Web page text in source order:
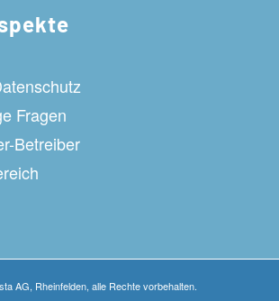
Fragen
Betreiber
AG, Rheinfelden, alle Rechte vorbehalten.